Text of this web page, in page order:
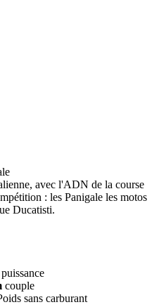
avec l'ADN de la course
: les Panigale les motos
Ducatisti.
puissance
couple
sans carburant